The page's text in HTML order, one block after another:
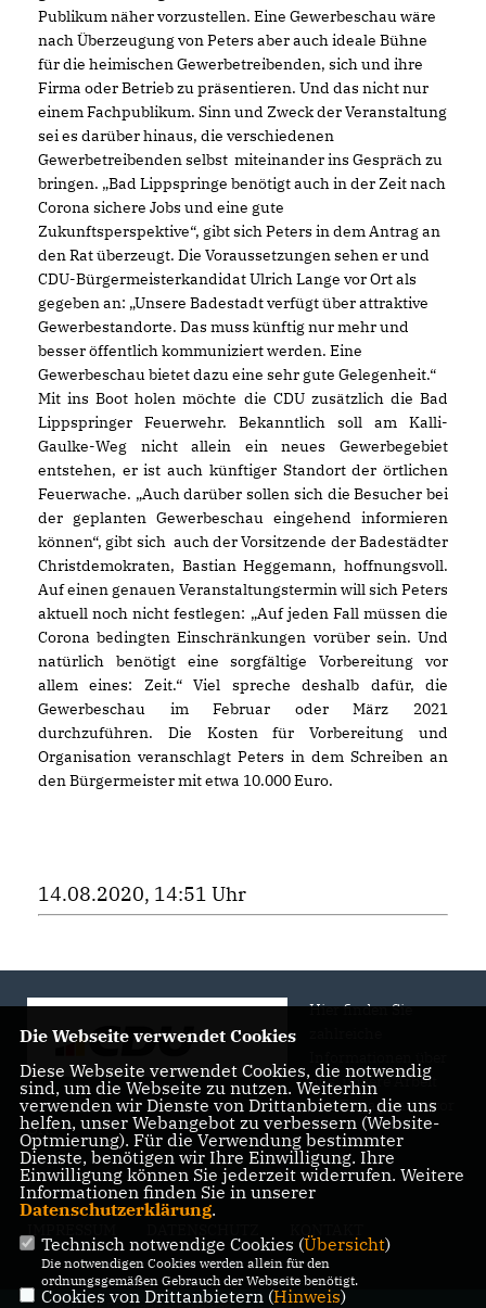
Publikum näher vorzustellen. Eine Gewerbeschau wäre
nach Überzeugung von Peters aber auch ideale Bühne
für die heimischen Gewerbetreibenden, sich und ihre
Firma oder Betrieb zu präsentieren. Und das nicht nur
einem Fachpublikum. Sinn und Zweck der Veranstaltung
sei es darüber hinaus, die verschiedenen
Gewerbetreibenden selbst miteinander ins Gespräch zu
bringen. „Bad Lippspringe benötigt auch in der Zeit nach
Corona sichere Jobs und eine gute
Zukunftsperspektive“, gibt sich Peters in dem Antrag an
den Rat überzeugt. Die Voraussetzungen sehen er und
CDU-Bürgermeisterkandidat Ulrich Lange vor Ort als
gegeben an: „Unsere Badestadt verfügt über attraktive
Gewerbestandorte. Das muss künftig nur mehr und
besser öffentlich kommuniziert werden. Eine
Gewerbeschau bietet dazu eine sehr gute Gelegenheit.“
Mit ins Boot holen möchte die CDU zusätzlich die Bad
Lippspringer Feuerwehr. Bekanntlich soll am Kalli-
Gaulke-Weg nicht allein ein neues Gewerbegebiet
entstehen, er ist auch künftiger Standort der örtlichen
Feuerwache. „Auch darüber sollen sich die Besucher bei
der geplanten Gewerbeschau eingehend informieren
können“, gibt sich auch der Vorsitzende der Badestädter
Christdemokraten, Bastian Heggemann, hoffnungsvoll.
Auf einen genauen Veranstaltungstermin will sich Peters
aktuell noch nicht festlegen: „Auf jeden Fall müssen die
Corona bedingten Einschränkungen vorüber sein. Und
natürlich benötigt eine sorgfältige Vorbereitung vor
allem eines: Zeit.“ Viel spreche deshalb dafür, die
Gewerbeschau im Februar oder März 2021
durchzuführen. Die Kosten für Vorbereitung und
Organisation veranschlagt Peters in dem Schreiben an
den Bürgermeister mit etwa 10.000 Euro.
14.08.2020, 14:51 Uhr
Hier finden Sie
uns, unsere Arbeit
und Engagement vor
Ort.
Die Webseite verwendet Cookies
Diese Webseite verwendet Cookies, die notwendig
sind, um die Webseite zu nutzen. Weiterhin
verwenden wir Dienste von Drittanbietern, die uns
helfen, unser Webangebot zu verbessern (Website-
Optmierung). Für die Verwendung bestimmter
Dienste, benötigen wir Ihre Einwilligung. Ihre
Einwilligung können Sie jederzeit widerrufen. Weitere
Informationen finden Sie in unserer
Datenschutzerklärung.
Technisch notwendige Cookies (Übersicht)
Die notwendigen Cookies werden allein für den
ordnungsgemäßen Gebrauch der Webseite benötigt.
Cookies von Drittanbietern (Hinweis)